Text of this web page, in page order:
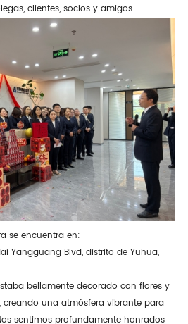
clientes, socios y amigos.
se encuentra en:
Yangguang Blvd, distrito de Yuhua,
bellamente decorado con flores y
creando una atmósfera vibrante para
sentimos profundamente honrados